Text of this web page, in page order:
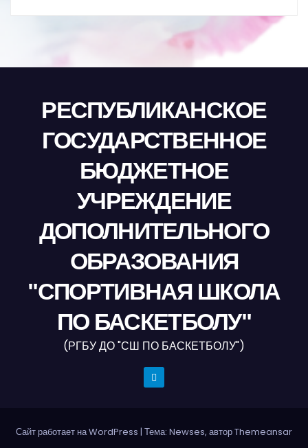
РЕСПУБЛИКАНСКОЕ
ГОСУДАРСТВЕННОЕ
БЮДЖЕТНОЕ
УЧРЕЖДЕНИЕ
ДОПОЛНИТЕЛЬНОГО
ОБРАЗОВАНИЯ
"СПОРТИВНАЯ ШКОЛА
ПО БАСКЕТБОЛУ"
(РГБУ ДО "СШ ПО БАСКЕТБОЛУ")
Сайт работает на WordPress | Тема: Newses, авторThemeansar